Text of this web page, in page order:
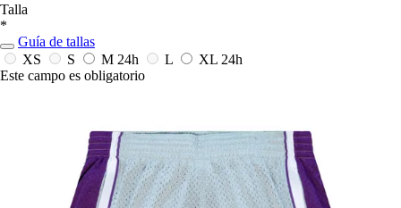
Talla
*
Guía de tallas
XS
S M 24h L XL 24h
Este campo es obligatorio